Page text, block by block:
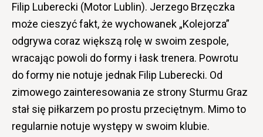
Filip Luberecki (Motor Lublin). Jerzego Brzęczka
może cieszyć fakt, że wychowanek „Kolejorza”
odgrywa coraz większą rolę w swoim zespole,
wracając powoli do formy i łask trenera. Powrotu
do formy nie notuje jednak Filip Luberecki. Od
zimowego zainteresowania ze strony Sturmu Graz
stał się piłkarzem po prostu przeciętnym. Mimo to
regularnie notuje występy w swoim klubie.